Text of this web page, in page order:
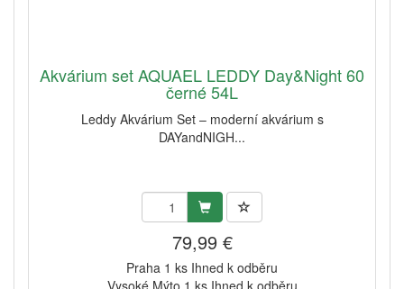
Akvárium set AQUAEL LEDDY Day&Night 60
černé 54L
Leddy Akvárium Set – moderní akvárium s
DAYandNIGH...
79,99 €
Praha 1 ks Ihned k odběru